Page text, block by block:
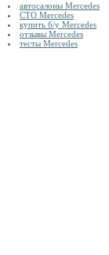
автосалоны Mercedes
СТО Mercedes
купить б/у Mercedes
отзывы Mercedes
тесты Mercedes